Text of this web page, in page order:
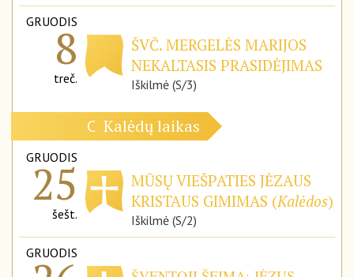
GRUODIS
8
treč.
ŠVČ. MERGELĖS MARIJOS
NEKALTASIS PRASIDĖJIMAS
Iškilmė (S/3)
C Kalėdų laikas
GRUODIS
25
šešt.
MŪSŲ VIEŠPATIES JĖZAUS
KRISTAUS GIMIMAS (Kalėdos)
Iškilmė (S/2)
GRUODIS